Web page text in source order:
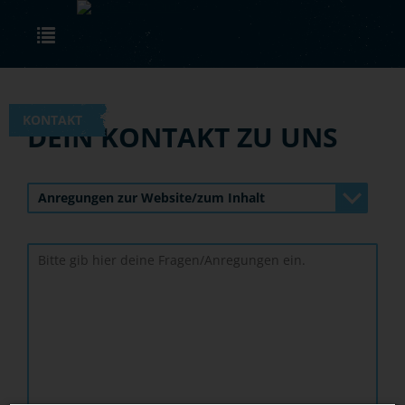
Skip to main content
KONTAKT
DEIN KONTAKT ZU UNS
Anregungen zur Website/zum Inhalt